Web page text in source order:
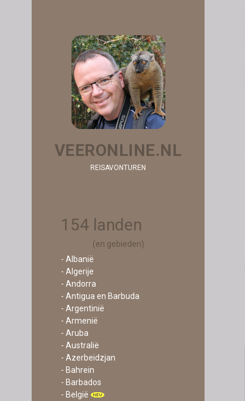
VEERONLINE.NL
REISAVONTUREN
154 landen
(en gebieden)
- Albanië
- Algerije
- Andorra
- Antigua en Barbuda
- Argentinië
- Armenië
- Aruba
- Australië
- Azerbeidzjan
- Bahrein
- Barbados
- België